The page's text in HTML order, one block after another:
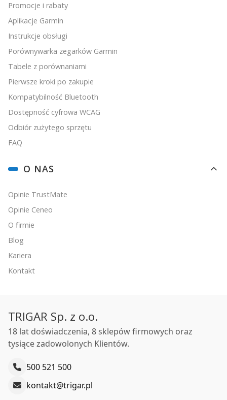
Promocje i rabaty
Aplikacje Garmin
Instrukcje obsługi
Porównywarka zegarków Garmin
Tabele z porównaniami
Pierwsze kroki po zakupie
Kompatybilność Bluetooth
Dostępność cyfrowa WCAG
Odbiór zużytego sprzętu
FAQ
O NAS
Opinie TrustMate
Opinie Ceneo
O firmie
Blog
Kariera
Kontakt
TRIGAR Sp. z o.o.
18 lat doświadczenia, 8 sklepów firmowych oraz
tysiące zadowolonych Klientów.
500 521 500
kontakt@trigar.pl